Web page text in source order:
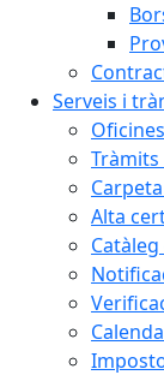
Serveis i
Alta